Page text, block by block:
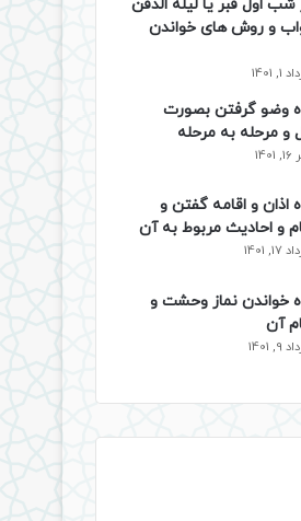
شب اول قبر یا لیله الدفن
و روش های خواندن
1401
وضو گرفتن بصورت
و مرحله به مرحله
اذان و اقامه گفتن و
و احادیث مربوط به آن
1401
خواندن نماز وحشت و
آن
1401